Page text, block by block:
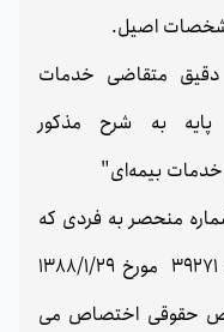
مشخصات اصیل.
دقیق متقاضی خدمات
پایه به شرح مذکور
بیمه‌ای"
منحصر به فردی که
بر اساس تصویبنامه شماره 16169/ت 39271 مورخ 1388/1/29
حقوقی اختصاص می